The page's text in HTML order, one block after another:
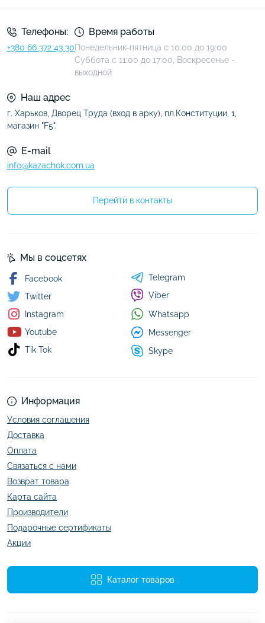
Телефоны:
+380 66 372 43 30
Время работы
Понедельник-пятница с 10:00 до 19:00
Суббота с 11:00 до 17:00, Воскресенье -
выходной
Наш адрес
г. Харьков, Дворец Труда (вход в арку), пл.Конституции, 1,
магазин "F5".
E-mail
info@kazachok.com.ua
Перейти в контакты
Информация
Условия соглашения
Доставка
Оплата
Связаться с нами
Возврат товара
Карта сайта
Производители
Подарочные сертификаты
Акции
Каталог товаров
Мы в соцсетях
Facebook
Twitter
Instagram
Youtube
Tik Tok
Telegram
Viber
Whatsapp
Messenger
Skype